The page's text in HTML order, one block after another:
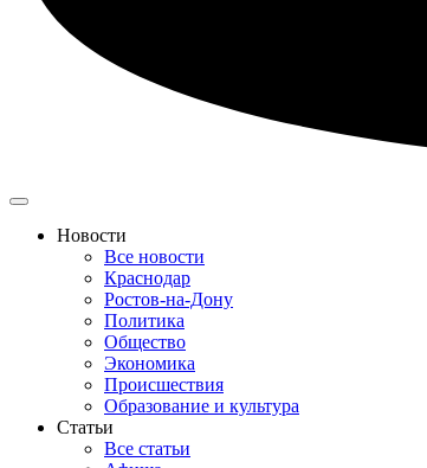
Новости
Все новости
Краснодар
Ростов-на-Дону
Политика
Общество
Экономика
Происшествия
Образование и культура
Статьи
Все статьи